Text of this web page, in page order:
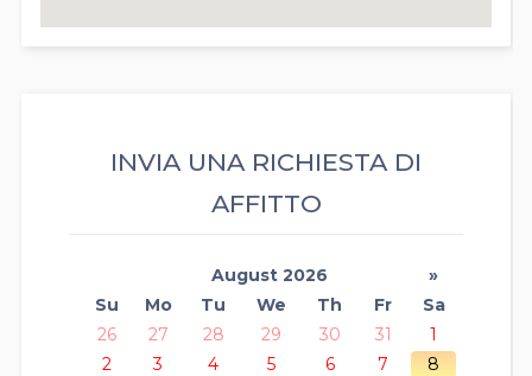
INVIA UNA RICHIESTA DI
AFFITTO
August 2026
»
Su
Mo Tu We Th Fr
Sa
26
27 28 29 30 31
1
2
3 4 5 6 7
8